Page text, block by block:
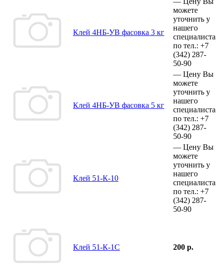
Клей 4НБ-УВ фасовка 3 кг
можете
уточнить у
нашего
специалиста
по тел.: +7
(342) 287-
50-90
Клей 4НБ-УВ фасовка 5 кг
— Цену Вы
можете
уточнить у
нашего
специалиста
по тел.: +7
(342) 287-
50-90
Клей 51-К-10
— Цену Вы
можете
уточнить у
нашего
специалиста
по тел.: +7
(342) 287-
50-90
Клей 51-К-1С 200 р.